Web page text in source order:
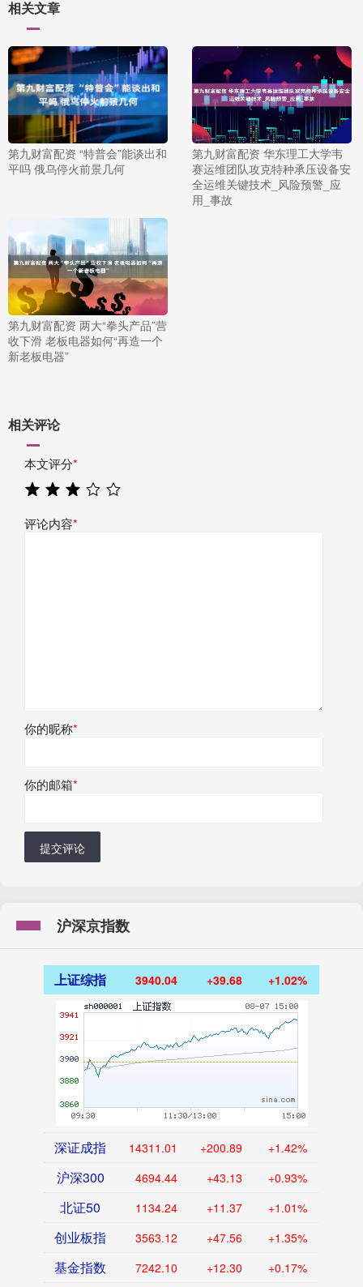
相关文章
第九财富配资 “特普会”能谈出和
平吗 俄乌停火前景几何
第九财富配资 华东理工大学韦
赛运维团队攻克特种承压设备安
全运维关键技术_风险预警_应
用_事故
第九财富配资 两大“拳头产品”营
收下滑 老板电器如何“再造一个
新老板电器”
相关评论
本文评分*
评论内容*
你的昵称*
你的邮箱*
提交评论
沪深京指数
上证综指 3940.04 +39.68 +1.02%
深证成指 14311.01 +200.89 +1.42%
沪深300 4694.44 +43.13 +0.93%
北证50 1134.24 +11.37 +1.01%
创业板指 3563.12 +47.56 +1.35%
基金指数 7242.10 +12.30 +0.17%